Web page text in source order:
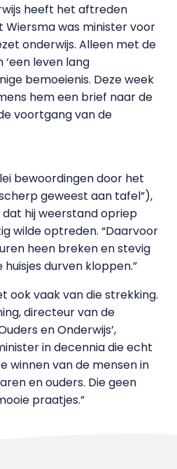
heeft het aftreden
Wiersma was minister voor
onderwijs. Alleen met de
leven lang
bemoeienis. Deze week
hem een brief naar de
voortgang van de
bewoordingen door het
geweest aan tafel”),
hij weerstand opriep
wilde optreden. “Daarvoor
heen breken en stevig
durven kloppen.”
ook vaak van die strekking.
directeur van de
en Onderwijs’,
in decennia die echt
winnen van de mensen in
en ouders. Die geen
praatjes.”